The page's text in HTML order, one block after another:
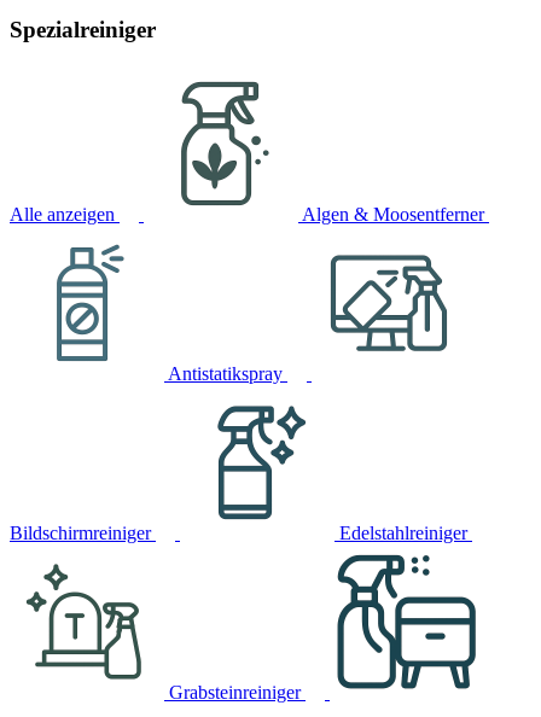
Spezialreiniger
Alle anzeigen Algen & Moosentferner
Antistatikspray
Bildschirmreiniger Edelstahlreiniger
Grabsteinreiniger